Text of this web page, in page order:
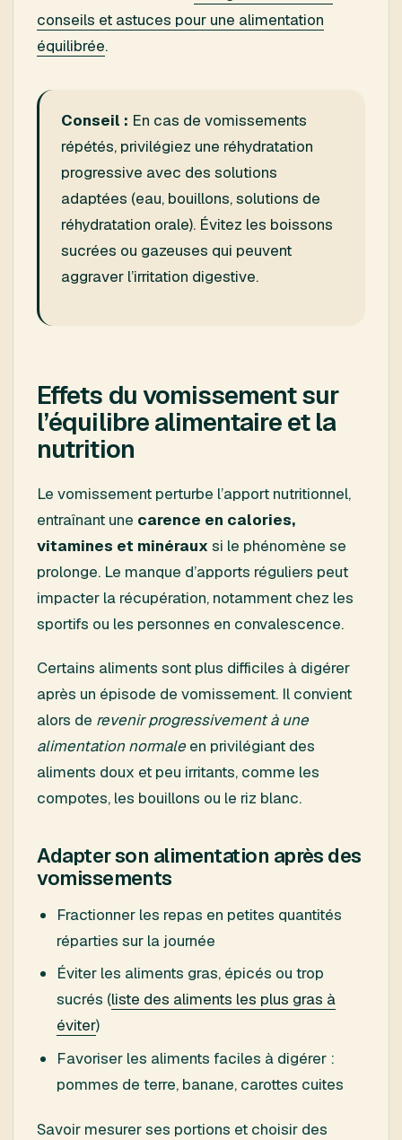
conseils et astuces pour une alimentation
équilibrée.
Conseil : En cas de vomissements
répétés, privilégiez une réhydratation
progressive avec des solutions
adaptées (eau, bouillons, solutions de
réhydratation orale). Évitez les boissons
sucrées ou gazeuses qui peuvent
aggraver l’irritation digestive.
Effets du vomissement sur
l’équilibre alimentaire et la
nutrition
Le vomissement perturbe l’apport nutritionnel,
entraînant une carence en calories,
vitamines et minéraux si le phénomène se
prolonge. Le manque d’apports réguliers peut
impacter la récupération, notamment chez les
sportifs ou les personnes en convalescence.
Certains aliments sont plus difficiles à digérer
après un épisode de vomissement. Il convient
alors de revenir progressivement à une
alimentation normale en privilégiant des
aliments doux et peu irritants, comme les
compotes, les bouillons ou le riz blanc.
Adapter son alimentation après des
vomissements
Fractionner les repas en petites quantités
réparties sur la journée
Éviter les aliments gras, épicés ou trop
sucrés (liste des aliments les plus gras à
éviter)
Favoriser les aliments faciles à digérer :
pommes de terre, banane, carottes cuites
Savoir mesurer ses portions et choisir des